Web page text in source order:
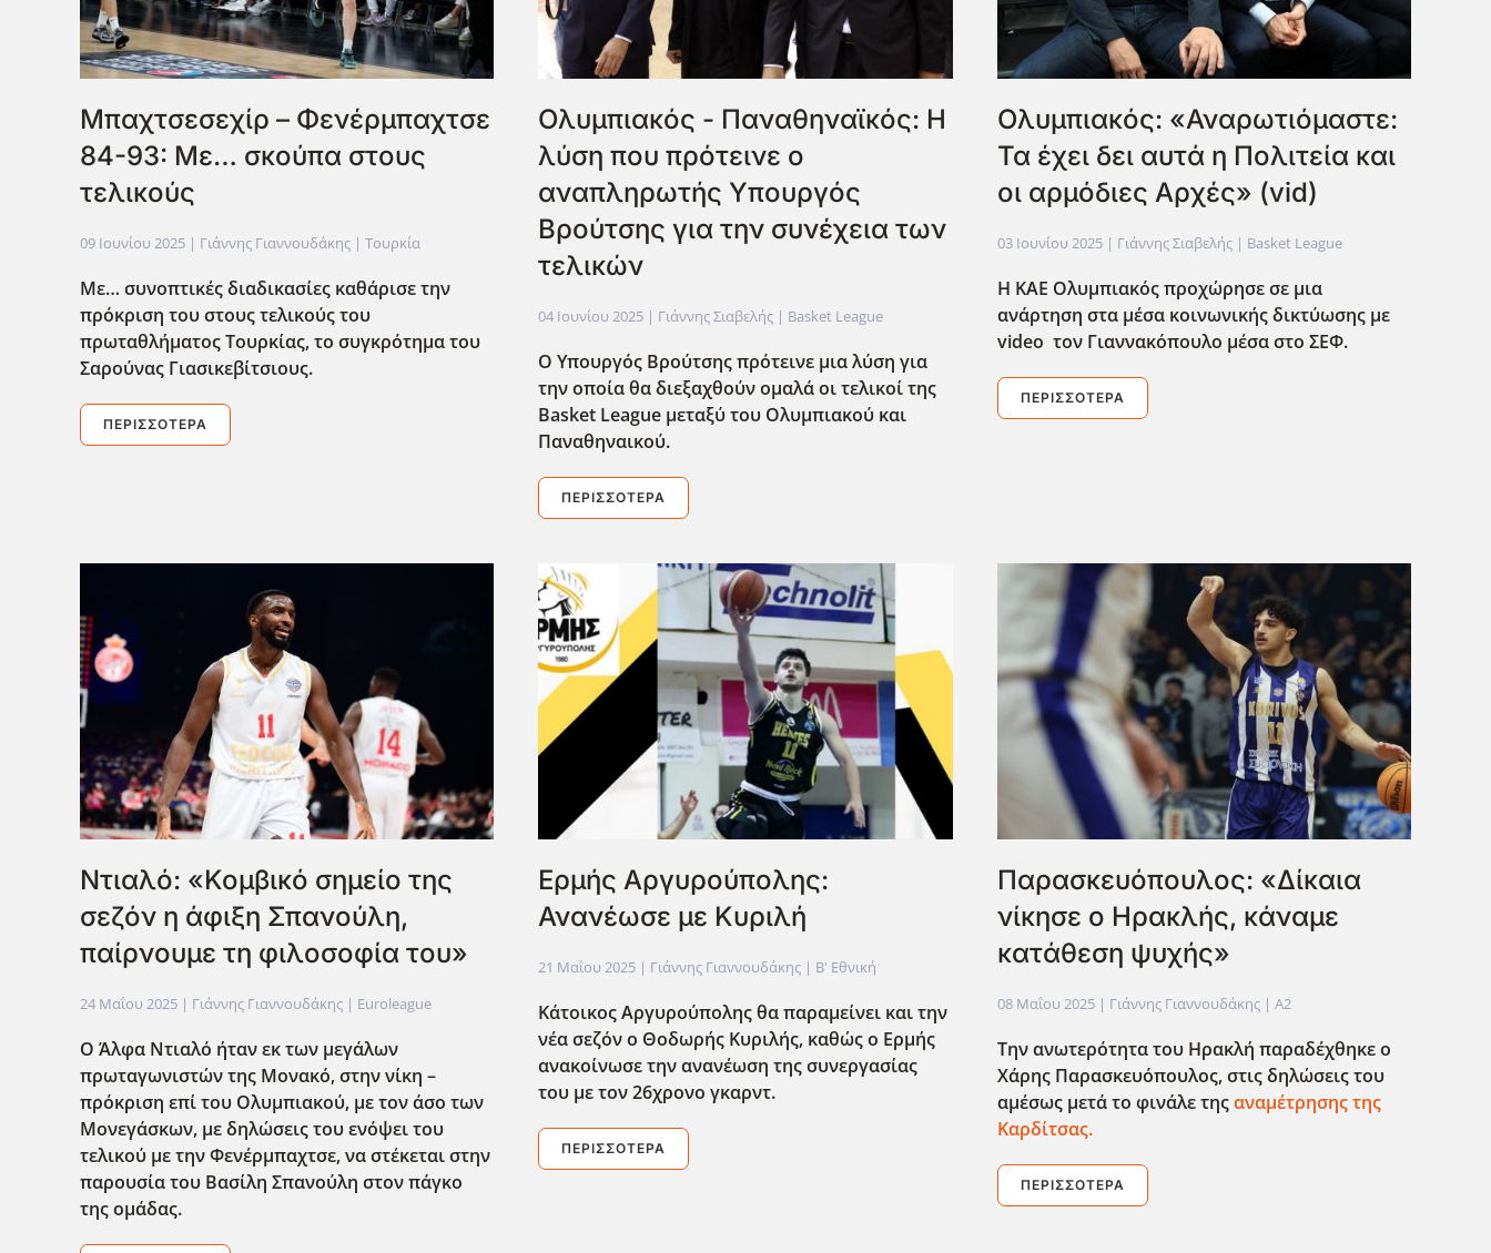
Μπαχτσεσεχίρ – Φενέρμπαχτσε
84-93: Με… σκούπα στους
τελικούς
09 Ιουνίου 2025 | Γιάννης Γιαννουδάκης | Τουρκία
Με… συνοπτικές διαδικασίες καθάρισε την
πρόκριση του στους τελικούς του
πρωταθλήματος Τουρκίας, το συγκρότημα του
Σαρούνας Γιασικεβίτσιους.
ΠΕΡΙΣΣΌΤΕΡΑ
Oλυμπιακός - Παναθηναϊκός: Η
λύση που πρότεινε ο
αναπληρωτής Υπουργός
Βρούτσης για την συνέχεια των
τελικών
04 Ιουνίου 2025 | Γιάννης Σιαβελής | Basket League
Ο Υπουργός Βρούτσης πρότεινε μια λύση για
την οποία θα διεξαχθούν ομαλά οι τελικοί της
Basket League μεταξύ του Ολυμπιακού και
Παναθηναικού.
ΠΕΡΙΣΣΌΤΕΡΑ
Ολυμπιακός: «Αναρωτιόμαστε:
Τα έχει δει αυτά η Πολιτεία και
οι αρμόδιες Αρχές» (vid)
03 Ιουνίου 2025| Γιάννης Σιαβελής | Basket League
Η ΚΑΕ Ολυμπιακός προχώρησε σε μια
ανάρτηση στα μέσα κοινωνικής δικτύωσης με
video τον Γιαννακόπουλο μέσα στο ΣΕΦ.
ΠΕΡΙΣΣΌΤΕΡΑ
Ντιαλό: «Κομβικό σημείο της
σεζόν η άφιξη Σπανούλη,
παίρνουμε τη φιλοσοφία του»
24 Μαΐου 2025 | Γιάννης Γιαννουδάκης | Euroleague
Ο Άλφα Ντιαλό ήταν εκ των μεγάλων
πρωταγωνιστών της Μονακό, στην νίκη –
πρόκριση επί του Ολυμπιακού, με τον άσο των
Μονεγάσκων, με δηλώσεις του ενόψει του
τελικού με την Φενέρμπαχτσε, να στέκεται στην
παρουσία του Βασίλη Σπανούλη στον πάγκο
της ομάδας.
Ερμής Αργυρούπολης:
Ανανέωσε με Κυριλή
21 Μαΐου 2025 | Γιάννης Γιαννουδάκης | Β' Εθνική
Κάτοικος Αργυρούπολης θα παραμείνει και την
νέα σεζόν ο Θοδωρής Κυριλής, καθώς ο Ερμής
ανακοίνωσε την ανανέωση της συνεργασίας
του με τον 26χρονο γκαρντ.
ΠΕΡΙΣΣΌΤΕΡΑ
Παρασκευόπουλος: «Δίκαια
νίκησε ο Ηρακλής, κάναμε
κατάθεση ψυχής»
08 Μαΐου 2025| Γιάννης Γιαννουδάκης | A2
Την ανωτερότητα του Ηρακλή παραδέχθηκε ο
Χάρης Παρασκευόπουλος, στις δηλώσεις του
αμέσως μετά το φινάλε τηςαναμέτρησης της
Καρδίτσας.
ΠΕΡΙΣΣΌΤΕΡΑ